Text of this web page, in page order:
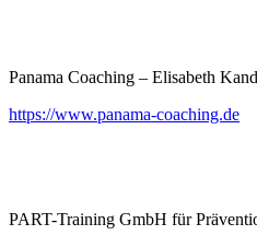
Panama Coaching – Elisabeth
https://www.panama-coaching.de
PART-Training GmbH für